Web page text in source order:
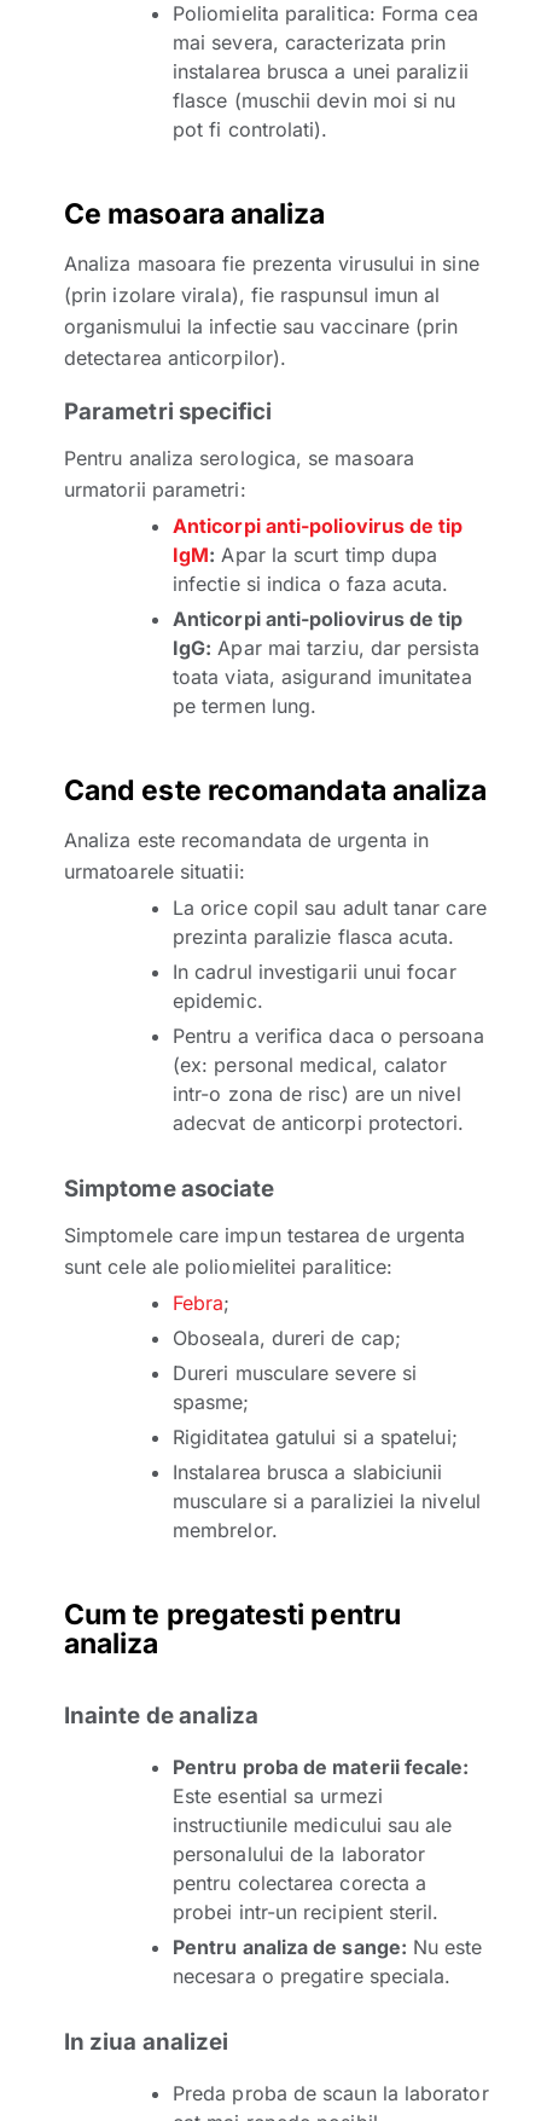
Poliomielita paralitica: Forma cea
mai severa, caracterizata prin
instalarea brusca a unei paralizii
flasce (muschii devin moi si nu
pot fi controlati).
Ce masoara analiza
Analiza masoara fie prezenta virusului in sine
(prin izolare virala), fie raspunsul imun al
organismului la infectie sau vaccinare (prin
detectarea anticorpilor).
Parametri specifici
Pentru analiza serologica, se masoara
urmatorii parametri:
Anticorpi anti-poliovirus de tip
IgM: Apar la scurt timp dupa
infectie si indica o faza acuta.
Anticorpi anti-poliovirus de tip
IgG: Apar mai tarziu, dar persista
toata viata, asigurand imunitatea
pe termen lung.
Cand este recomandata analiza
Analiza este recomandata de urgenta in
urmatoarele situatii:
La orice copil sau adult tanar care
prezinta paralizie flasca acuta.
In cadrul investigarii unui focar
epidemic.
Pentru a verifica daca o persoana
(ex: personal medical, calator
intr-o zona de risc) are un nivel
adecvat de anticorpi protectori.
Simptome asociate
Simptomele care impun testarea de urgenta
sunt cele ale poliomielitei paralitice:
Febra;
Oboseala, dureri de cap;
Dureri musculare severe si
spasme;
Rigiditatea gatului si a spatelui;
Instalarea brusca a slabiciunii
musculare si a paraliziei la nivelul
membrelor.
Cum te pregatesti pentru
analiza
Inainte de analiza
Pentru proba de materii fecale:
Este esential sa urmezi
instructiunile medicului sau ale
personalului de la laborator
pentru colectarea corecta a
probei intr-un recipient steril.
Pentru analiza de sange: Nu este
necesara o pregatire speciala.
In ziua analizei
Preda proba de scaun la laborator